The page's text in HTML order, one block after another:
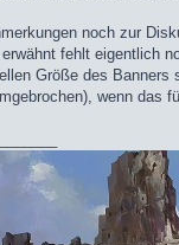
noch zur
fehlt eigentlich
Größe des Banners
wenn das